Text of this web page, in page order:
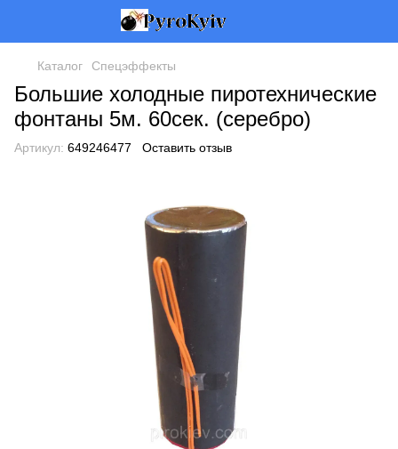
Каталог Спецэффекты
Большие холодные пиротехнические
фонтаны 5м. 60сек. (серебро)
Артикул: 649246477 Оставить отзыв